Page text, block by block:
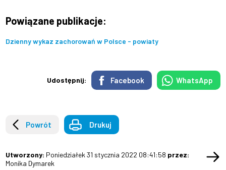
Powiązane publikacje:
Dzienny wykaz zachorowań w Polsce - powiaty
Udostępnij: Facebook WhatsApp
Powrót Drukuj
Utworzony: Poniedziałek 31 stycznia 2022 08:41:58 przez:
Monika Dymarek